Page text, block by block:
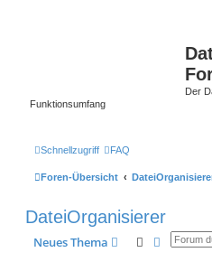
Der
Funktionsumfang
Schnellzugriff FAQ
Foren-Übersicht
DateiOrganisierer
Neues Thema Suche